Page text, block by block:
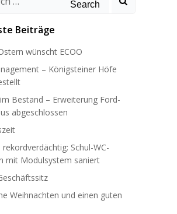
Beiträge
wünscht ECOO
– Königsteiner Höfe
Bestand – Erweiterung Ford-
abgeschlossen
Schul-WC-
mit Modulsystem saniert
Weihnachten und einen guten